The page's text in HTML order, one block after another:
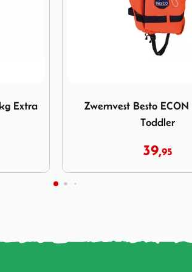
20 kg
Besto Junior
reddingsvest 165N met
99,95